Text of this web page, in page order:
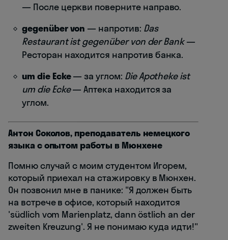
— После церкви поверните направо.
gegenüber von — напротив: Das
Restaurant ist gegenüber von der Bank—
Ресторан находится напротив банка.
um die Ecke— за углом: Die Apotheke ist
um die Ecke— Аптека находится за
углом.
Антон Соколов, преподаватель немецкого
языка с опытом работы в Мюнхене
Помню случай с моим студентом Игорем,
который приехал на стажировку в Мюнхен.
Он позвонил мне в панике: "Я должен быть
на встрече в офисе, который находится
'südlich vom Marienplatz, dann östlich an der
zweiten Kreuzung'. Я не понимаю куда идти!"